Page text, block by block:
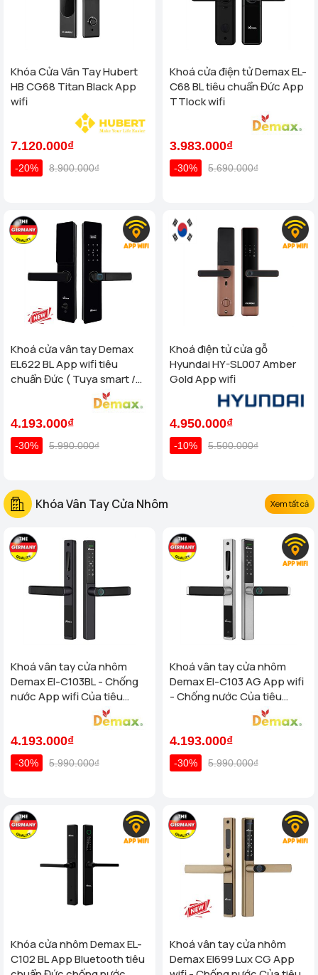
Khóa Cửa Vân Tay Hubert
HB CG68 Titan Black App
wifi
7.120.000₫
-20% 8.900.000₫
Khoá cửa điện tử Demax EL-
C68 BL tiêu chuẩn Đức App
TTlock wifi
3.983.000₫
-30% 5.690.000₫
Khoá cửa vân tay Demax
EL622 BL App wifi tiêu
chuẩn Đức ( Tuya smart /
4.193.000₫
-30% 5.990.000₫
Khoá điện tử cửa gỗ
Hyundai HY-SL007 Amber
Gold App wifi
4.950.000₫
-10% 5.500.000₫
Khóa Vân Tay Cửa Nhôm Xem tất cả
Khoá vân tay cửa nhôm
Demax El-C103BL - Chống
nước App wifi Của tiêu
4.193.000₫
-30% 5.990.000₫
Khoá vân tay cửa nhôm
Demax El-C103 AG App wifi
- Chống nước Của tiêu
4.193.000₫
-30% 5.990.000₫
Khóa cửa nhôm Demax EL-
C102 BL App Bluetooth tiêu
Khoá vân tay cửa nhôm
Demax El699 Lux CG App